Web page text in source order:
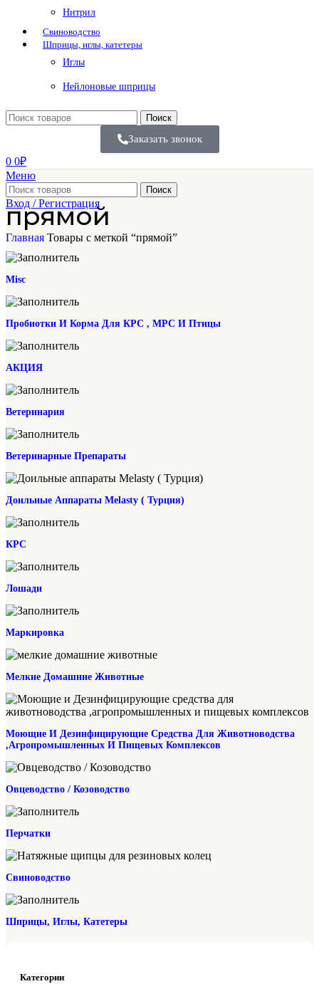
Нитрил
Свиноводство
Шприцы, иглы, катетеры
Иглы
Нейлоновые шприцы
Поиск
Заказать звонок
0 0₽
Меню
Поиск
Вход / Регистрация
прямой
Главная Товары с меткой “прямой”
Misc
Пробиотки И Корма Для КРС , МРС И Птицы
АКЦИЯ
Ветеринария
Ветеринарные Препараты
Доильные Аппараты Melasty ( Турция)
КРС
Лошади
Маркировка
Мелкие Домашние Животные
Моющие И Дезинфицирующие Средства Для Животноводства
,агропромышленных И Пищевых Комплексов
Овцеводство / Козоводство
Перчатки
Свиноводство
Шприцы, Иглы, Катетеры
Категории